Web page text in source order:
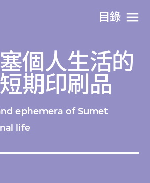
目​錄
個人生活的
期印刷品
ephemera of Sumet
life